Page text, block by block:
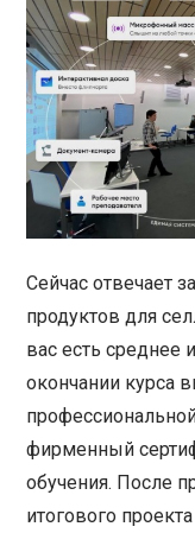
Сейчас отвечает
продуктов для
вас есть среднее
окончании курса
фирменный
обучения. После
итогового